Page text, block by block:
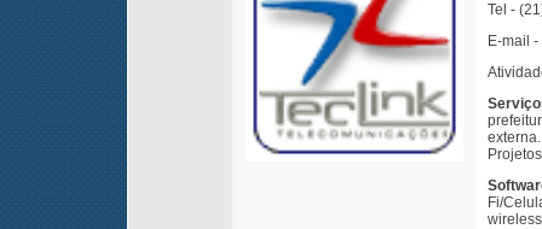
Tel -
E-mail -
Fi/